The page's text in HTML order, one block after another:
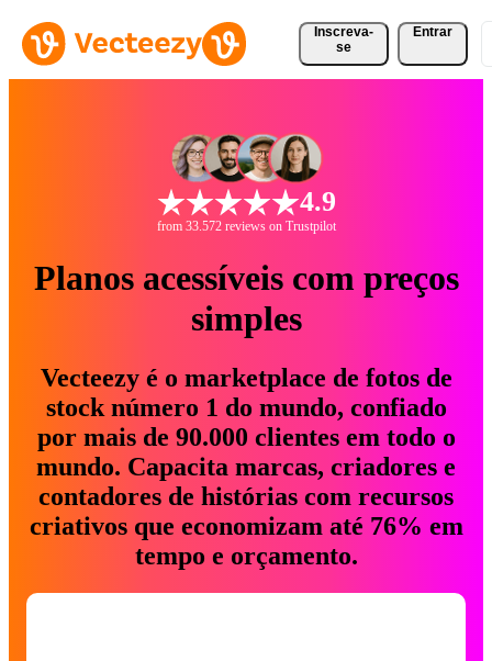
Inscreva-
se
Entrar
4.9
from 33.572 reviews on Trustpilot
Planos acessíveis com preços
simples
Vecteezy é o marketplace de fotos de
stock número 1 do mundo, confiado
por mais de 90.000 clientes em todo o
mundo. Capacita marcas, criadores e
contadores de histórias com recursos
criativos que economizam até 76% em
tempo e orçamento.